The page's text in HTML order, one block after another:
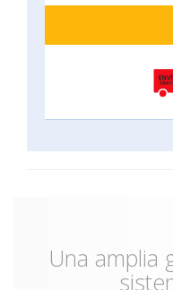
Una amplia